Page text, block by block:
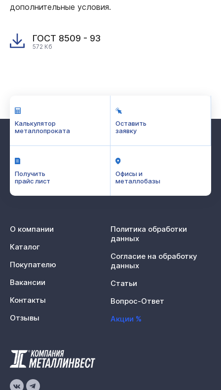
дополнительные условия.
ГОСТ 8509 - 93
572 Кб
Калькулятор
металлопроката
Оставить
заявку
Получить
прайс лист
Офисы и
металлобазы
О компании
Каталог
Покупателю
Вакансии
Контакты
Отзывы
Политика обработки
данных
Согласие на обработку
данных
Статьи
Вопрос-Ответ
Акции %